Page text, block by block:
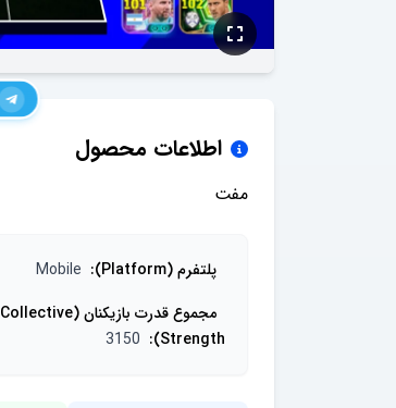
اطلاعات محصول
مفت
پلتفرم (Platform) :
Mobile
مجموع قدرت بازیکنان (Collective
Strength)
:
3150